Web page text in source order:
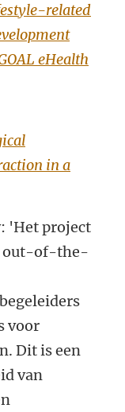
related
eHealth
in a
'Het project
out-of-the-
voor
Dit is een
van